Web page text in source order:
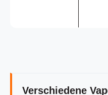
Verschiedene